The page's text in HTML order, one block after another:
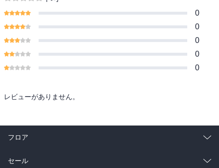
0
0
0
0
0
レビューがありません。
フロア
総合
セール